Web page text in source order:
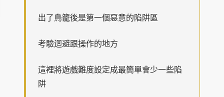
出了鳥籠後是第一個惡意的陷阱區
考驗迴避跟操作的地方
這裡將遊戲難度設定成最簡單會少一些陷
阱